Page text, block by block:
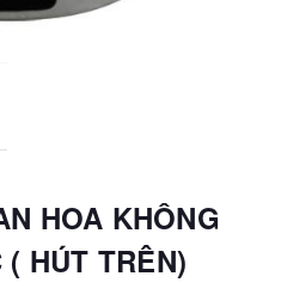
HOA KHÔNG
HÚT TRÊN)